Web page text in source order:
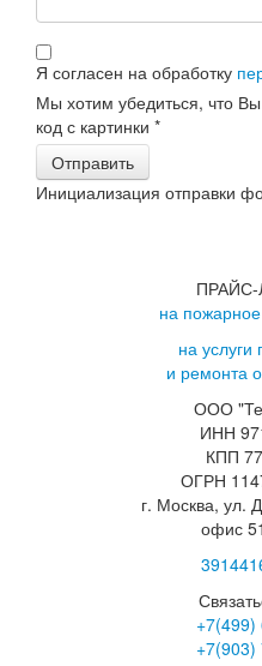
Я согласен на обработку
Мы хотим убедиться, что
код с картинки *
Отправить
Инициализация отправки
ПРАЙС-
на
на услуги
и ремонта
ООО
ИНН
КПП
ОГРН
г. Москва, ул.
офис
+7(499)
+7(903)